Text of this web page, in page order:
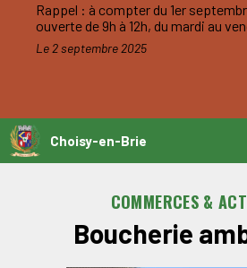
Rappel : à compter du 1er
ouverte de 9h à 12h, du mardi au
3ème samedis du mois.
Le 2 septembre 2025
Choisy-en-Brie
COMMERCES &
Boucherie